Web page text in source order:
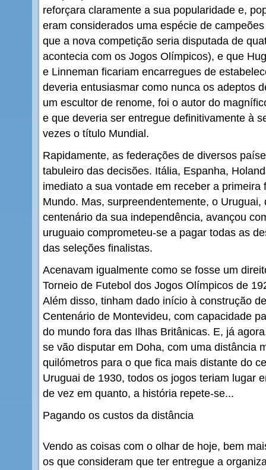
reforçara claramente a sua popularidade e,
eram considerados uma espécie de
que a nova competição seria disputada de
acontecia com os Jogos Olímpicos), e que
e Linneman ficariam encarregues de
deveria entusiasmar como nunca os adeptos
um escultor de renome, foi o autor do
e que deveria ser entregue definitivamente à
vezes o título Mundial.
Rapidamente, as federações de diversos
tabuleiro das decisões. Itália, Espanha,
imediato a sua vontade em receber a
Mundo. Mas, surpreendentemente, o
centenário da sua independência, avançou
uruguaio comprometeu-se a pagar todas as
das seleções finalistas.
Acenavam igualmente como se fosse um
Torneio de Futebol dos Jogos Olímpicos de
Além disso, tinham dado início à construção
Centenário de Montevideu, com capacidade
do mundo fora das Ilhas Britânicas. E, já
se vão disputar em Doha, com uma distância
quilómetros para o que fica mais distante do
Uruguai de 1930, todos os jogos teriam lugar
de vez em quanto, a história repete-se...
Pagando os custos da distância
Vendo as coisas com o olhar de hoje, bem
os que consideram que ter entregue a